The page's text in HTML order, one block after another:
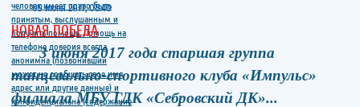
09 июня 2017, 08:40
НОВАЯ ПОБЕДА
3 июня 2017 года старшая группа
танцевально-спортивного клуба «Импульс»
филиала МБУ ГДК «Себровский ДК»...